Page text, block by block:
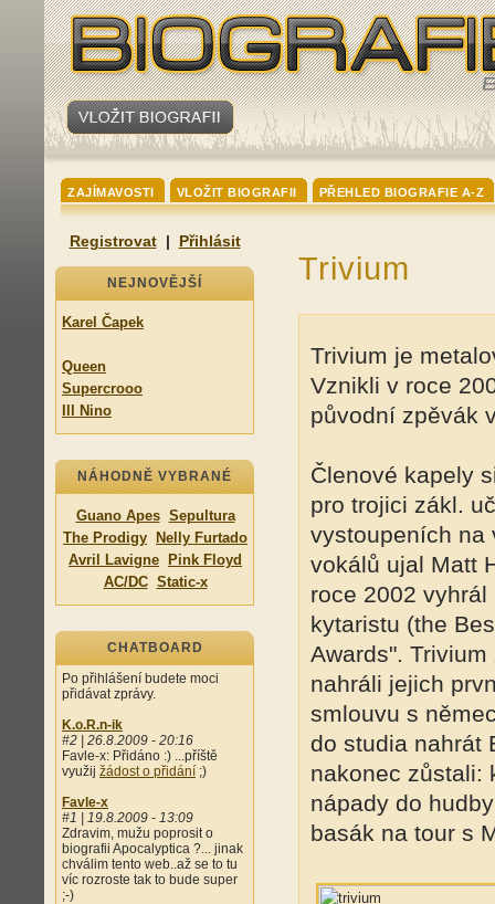
ZAJÍMAVOSTI VLOŽIT BIOGRAFII PŘEHLED BIOGRAFIE A-Z
Registrovat| Přihlásit
NEJNOVĚJŠÍ
Karel Čapek
Queen
Supercrooo
Ill Nino
NÁHODNĚ VYBRANÉ
Guano Apes Sepultura
The Prodigy
Nelly Furtado
Avril Lavigne
Pink Floyd
AC/DC Static-x
CHATBOARD
Po přihlášení budete moci
přidávat zprávy.
K.o.R.n-ik
#2 | 26.8.2009 - 20:16
Favle-x: Přidáno :) ...příště
využij žádost o přidání ;)
Favle-x
#1 | 19.8.2009 - 13:09
Zdravim, mužu poprosit o
biografii Apocalyptica ?... jinak
chválim tento web..až se to tu
víc rozroste tak to bude super
;-)
Trivium
Trivium je
Vznikli v roce
původní zpěvák
Členové kapely
pro trojici zákl.
vystoupeních na
vokálů ujal Matt
roce 2002
kytaristu (the
Awards".
nahráli jejich
smlouvu s
do studia nahrát
nakonec zůstali:
nápady do
basák na tour s